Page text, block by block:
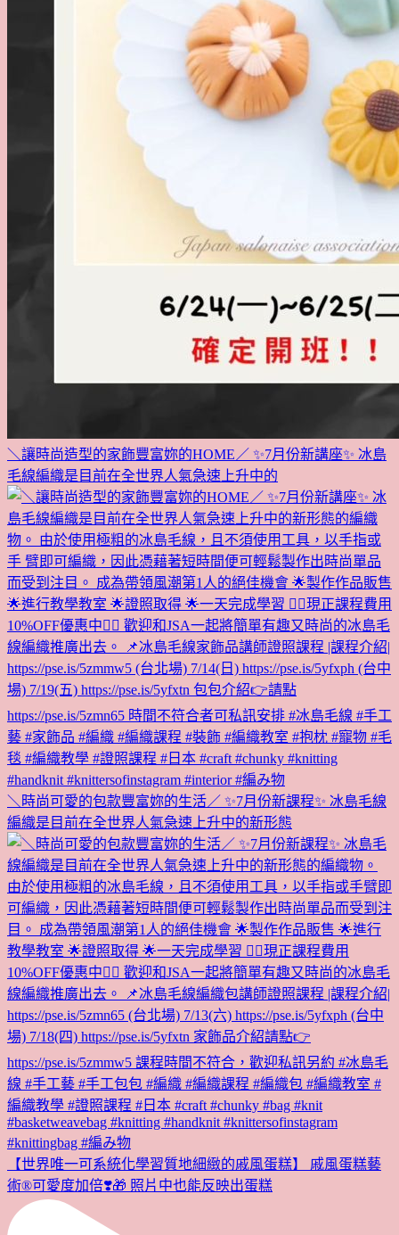
＼讓時尚造型的家飾豐富妳的HOME／ ✨7月份新講座✨ 冰島
毛線編織是目前在全世界人氣急速上升中的
＼時尚可愛的包款豐富妳的生活／ ✨7月份新課程✨ 冰島毛線
編織是目前在全世界人氣急速上升中的新形態
【世界唯一可系統化學習質地細緻的戚風蛋糕】 戚風蛋糕藝
術®︎可愛度加倍❣️🎁 照片中也能反映出蛋糕